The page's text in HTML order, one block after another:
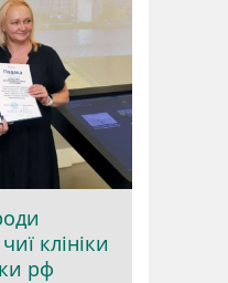
клініки
рф